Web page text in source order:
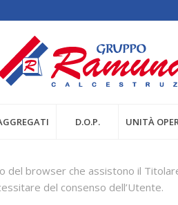
D.O.P. UNITÀ
del browser che assistono il
del consenso dell’Utente.